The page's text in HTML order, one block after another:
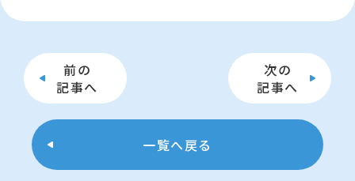
前の
記事へ
次の
記事へ
一覧へ戻る